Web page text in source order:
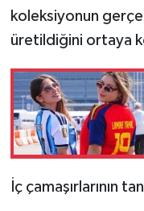
koleksiyonun
üretildiğini ortaya
İç çamaşırlarının